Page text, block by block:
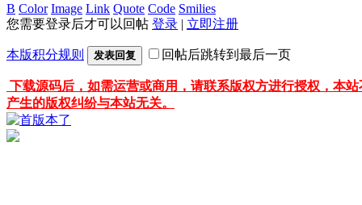
B Color Image Link Quote Code Smilies
您需要登录后才可以回帖 登录 | 立即注册
本版积分规则 发表回复 回帖后跳转到最后一页
下载源码后，如需运营或商用，请联系版权方进行授权，本
产生的版权纠纷与本站无关。